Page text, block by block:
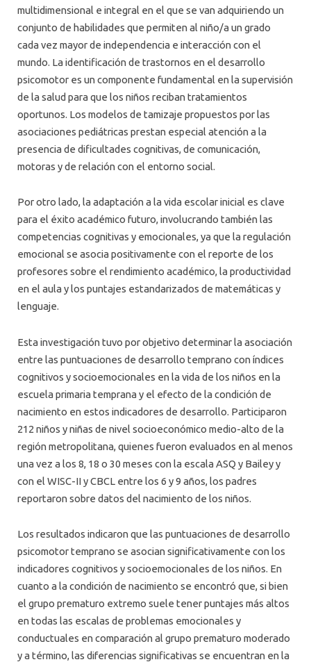
multidimensional e integral en el que se van adquiriendo un
conjunto de habilidades que permiten al niño/a un grado
cada vez mayor de independencia e interacción con el
mundo. La identificación de trastornos en el desarrollo
psicomotor es un componente fundamental en la supervisión
de la salud para que los niños reciban tratamientos
oportunos. Los modelos de tamizaje propuestos por las
asociaciones pediátricas prestan especial atención a la
presencia de dificultades cognitivas, de comunicación,
motoras y de relación con el entorno social.
Por otro lado, la adaptación a la vida escolar inicial es clave
para el éxito académico futuro, involucrando también las
competencias cognitivas y emocionales, ya que la regulación
emocional se asocia positivamente con el reporte de los
profesores sobre el rendimiento académico, la productividad
en el aula y los puntajes estandarizados de matemáticas y
lenguaje.
Esta investigación tuvo por objetivo determinar la asociación
entre las puntuaciones de desarrollo temprano con índices
cognitivos y socioemocionales en la vida de los niños en la
escuela primaria temprana y el efecto de la condición de
nacimiento en estos indicadores de desarrollo. Participaron
212 niños y niñas de nivel socioeconómico medio-alto de la
región metropolitana, quienes fueron evaluados en al menos
una vez a los 8, 18 o 30 meses con la escala ASQ y Bailey y
con el WISC-II y CBCL entre los 6 y 9 años, los padres
reportaron sobre datos del nacimiento de los niños.
Los resultados indicaron que las puntuaciones de desarrollo
psicomotor temprano se asocian significativamente con los
indicadores cognitivos y socioemocionales de los niños. En
cuanto a la condición de nacimiento se encontró que, si bien
el grupo prematuro extremo suele tener puntajes más altos
en todas las escalas de problemas emocionales y
conductuales en comparación al grupo prematuro moderado
y a término, las diferencias significativas se encuentran en la